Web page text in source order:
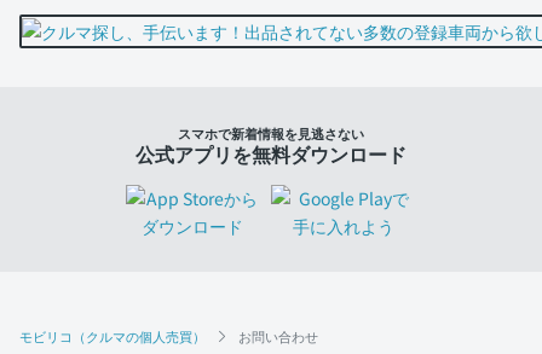
モビリコ（クルマの個人売買） お問い合わせ
スマホで新着情報を見逃さない
公式アプリを無料ダウンロード